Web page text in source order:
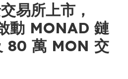
易所上市，
動 MONAD 鏈
80 萬 MON 交